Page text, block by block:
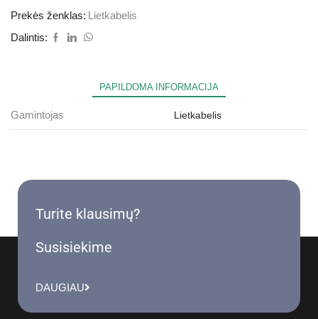
Prekės ženklas:
Lietkabelis
Dalintis:
PAPILDOMA INFORMACIJA
Gamintojas Lietkabelis
Turite klausimų?
Susisiekime
DAUGIAU